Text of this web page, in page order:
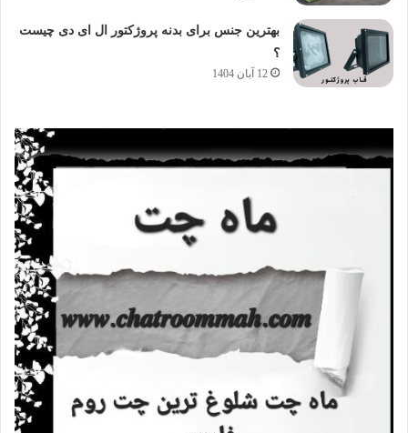
بهترین جنس برای بدنه پروژکتور ال ای دی چیست
؟
12 آبان 1404